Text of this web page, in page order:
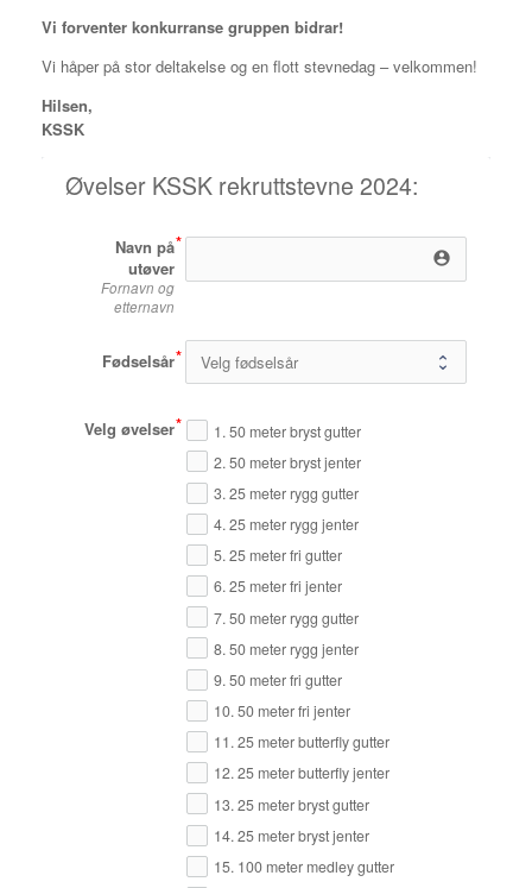
Vi forventer konkurranse gruppen bidrar!
Vi håper på stor deltakelse og en flott stevnedag – velkommen!
Hilsen,
KSSK
Øvelser KSSK rekruttstevne 2024:
Navn på
utøver
Fornavn og
etternavn
account_circle
Fødselsår
Velg øvelser
1. 50 meter bryst gutter
2. 50 meter bryst jenter
3. 25 meter rygg gutter
4. 25 meter rygg jenter
5. 25 meter fri gutter
6. 25 meter fri jenter
7. 50 meter rygg gutter
8. 50 meter rygg jenter
9. 50 meter fri gutter
10. 50 meter fri jenter
11. 25 meter butterfly gutter
12. 25 meter butterfly jenter
13. 25 meter bryst gutter
14. 25 meter bryst jenter
15. 100 meter medley gutter